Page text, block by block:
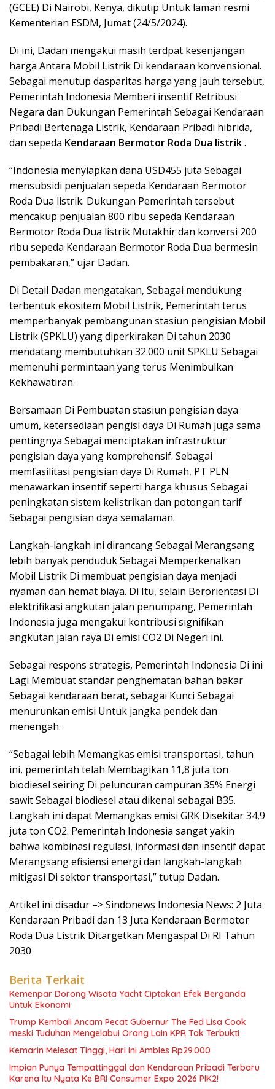
(GCEE) Di Nairobi, Kenya, dikutip Untuk laman resmi
Kementerian ESDM, Jumat (24/5/2024).
Di ini, Dadan mengakui masih terdpat kesenjangan
harga Antara Mobil Listrik Di kendaraan konvensional.
Sebagai menutup dasparitas harga yang jauh tersebut,
Pemerintah Indonesia Memberi insentif Retribusi
Negara dan Dukungan Pemerintah Sebagai Kendaraan
Pribadi Bertenaga Listrik, Kendaraan Pribadi hibrida,
dan sepeda Kendaraan Bermotor Roda Dua listrik.
“Indonesia menyiapkan dana USD455 juta Sebagai
mensubsidi penjualan sepeda Kendaraan Bermotor
Roda Dua listrik. Dukungan Pemerintah tersebut
mencakup penjualan 800 ribu sepeda Kendaraan
Bermotor Roda Dua listrik Mutakhir dan konversi 200
ribu sepeda Kendaraan Bermotor Roda Dua bermesin
pembakaran,” ujar Dadan.
Di Detail Dadan mengatakan, Sebagai mendukung
terbentuk ekositem Mobil Listrik, Pemerintah terus
memperbanyak pembangunan stasiun pengisian Mobil
Listrik (SPKLU) yang diperkirakan Di tahun 2030
mendatang membutuhkan 32.000 unit SPKLU Sebagai
memenuhi permintaan yang terus Menimbulkan
Kekhawatiran.
Bersamaan Di Pembuatan stasiun pengisian daya
umum, ketersediaan pengisi daya Di Rumah juga sama
pentingnya Sebagai menciptakan infrastruktur
pengisian daya yang komprehensif. Sebagai
memfasilitasi pengisian daya Di Rumah, PT PLN
menawarkan insentif seperti harga khusus Sebagai
peningkatan sistem kelistrikan dan potongan tarif
Sebagai pengisian daya semalaman.
Langkah-langkah ini dirancang Sebagai Merangsang
lebih banyak penduduk Sebagai Memperkenalkan
Mobil Listrik Di membuat pengisian daya menjadi
nyaman dan hemat biaya. Di Itu, selain Berorientasi Di
elektrifikasi angkutan jalan penumpang, Pemerintah
Indonesia juga mengakui kontribusi signifikan
angkutan jalan raya Di emisi CO2 Di Negeri ini.
Sebagai respons strategis, Pemerintah Indonesia Di ini
Lagi Membuat standar penghematan bahan bakar
Sebagai kendaraan berat, sebagai Kunci Sebagai
menurunkan emisi Untuk jangka pendek dan
menengah.
“Sebagai lebih Memangkas emisi transportasi, tahun
ini, pemerintah telah Membagikan 11,8 juta ton
biodiesel seiring Di peluncuran campuran 35% Energi
sawit Sebagai biodiesel atau dikenal sebagai B35.
Langkah ini dapat Memangkas emisi GRK Disekitar 34,9
juta ton CO2. Pemerintah Indonesia sangat yakin
bahwa kombinasi regulasi, informasi dan insentif dapat
Merangsang efisiensi energi dan langkah-langkah
mitigasi Di sektor transportasi,” tutup Dadan.
Artikel ini disadur –> Sindonews Indonesia News: 2 Juta
Kendaraan Pribadi dan 13 Juta Kendaraan Bermotor
Roda Dua Listrik Ditargetkan Mengaspal Di RI Tahun
2030
Berita Terkait
Kemenpar Dorong Wisata Yacht Ciptakan Efek Berganda
Untuk Ekonomi
Trump Kembali Ancam Pecat Gubernur The Fed Lisa Cook
meski Tuduhan Mengelabui Orang Lain KPR Tak Terbukti
Kemarin Melesat Tinggi, Hari Ini Ambles Rp29.000
Impian Punya Tempattinggal dan Kendaraan Pribadi Terbaru
Karena Itu Nyata Ke BRI Consumer Expo 2026 PIK2!